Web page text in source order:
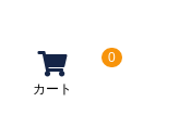
カート
0